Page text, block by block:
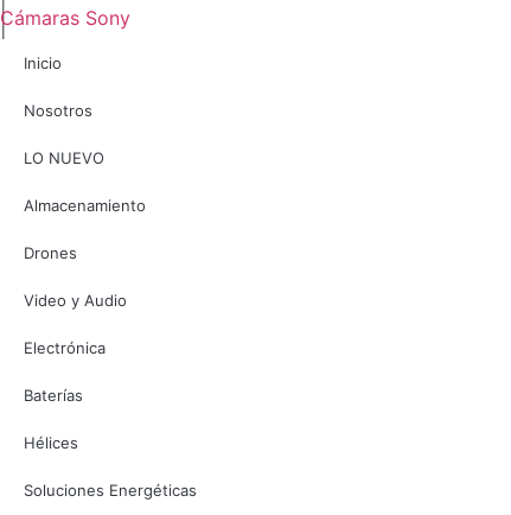
Cámaras Sony
Inicio
Nosotros
LO NUEVO
Almacenamiento
Drones
Video y Audio
Electrónica
Baterías
Hélices
Soluciones Energéticas